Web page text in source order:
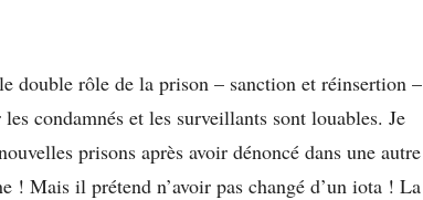
double rôle de la prison – sanction et réinsertion –
condamnés et les surveillants sont louables. Je
prisons après avoir dénoncé dans une autre
! Mais il prétend n’avoir pas changé d’un iota ! La